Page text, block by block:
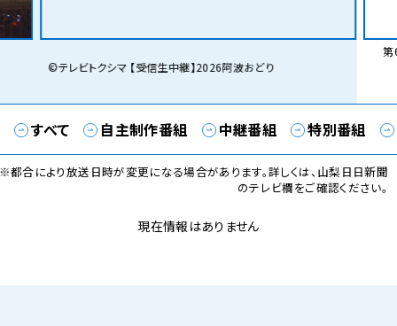
©テレビトクシマ 【受信生中継】2026阿波おどり
第
すべて 自主制作番組 中継番組 特別番組
都合により放送日時が変更になる場合があります。詳しくは、山梨日日新聞
のテレビ欄をご確認ください。
現在情報はありません